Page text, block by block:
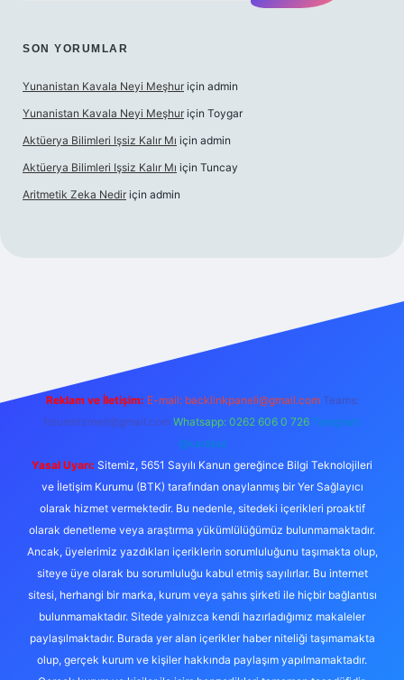
SON YORUMLAR
Yunanistan Kavala Neyi Meşhur için admin
Yunanistan Kavala Neyi Meşhur için Toygar
Aktüerya Bilimleri Işsiz Kalır Mı için admin
Aktüerya Bilimleri Işsiz Kalır Mı için Tuncay
Aritmetik Zeka Nedir için admin
Reklam ve İletişim: E-mail: backlinkpaneli@gmail.com Teams:
forumhizmeti@gmail.com Whatsapp: 0262 606 0 726 Telegram:
@karabul
Yasal Uyarı: Sitemiz, 5651 Sayılı Kanun gereğince Bilgi Teknolojileri
ve İletişim Kurumu (BTK) tarafından onaylanmış bir Yer Sağlayıcı
olarak hizmet vermektedir. Bu nedenle, sitedeki içerikleri proaktif
olarak denetleme veya araştırma yükümlülüğümüz bulunmamaktadır.
Ancak, üyelerimiz yazdıkları içeriklerin sorumluluğunu taşımakta olup,
siteye üye olarak bu sorumluluğu kabul etmiş sayılırlar. Bu internet
sitesi, herhangi bir marka, kurum veya şahıs şirketi ile hiçbir bağlantısı
bulunmamaktadır. Sitede yalnızca kendi hazırladığımız makaleler
paylaşılmaktadır. Burada yer alan içerikler haber niteliği taşımamakta
olup, gerçek kurum ve kişiler hakkında paylaşım yapılmamaktadır.